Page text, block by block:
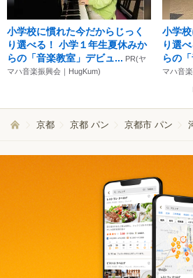
小学校に慣れた今だからじっく
り選べる！ 小学１年生夏休みか
らの「音楽教室」デビュ... PR(ヤ
マハ音楽振興会｜HugKum)
小学
り選
らの
マハ音
京都 京都 パン 京都市 パン